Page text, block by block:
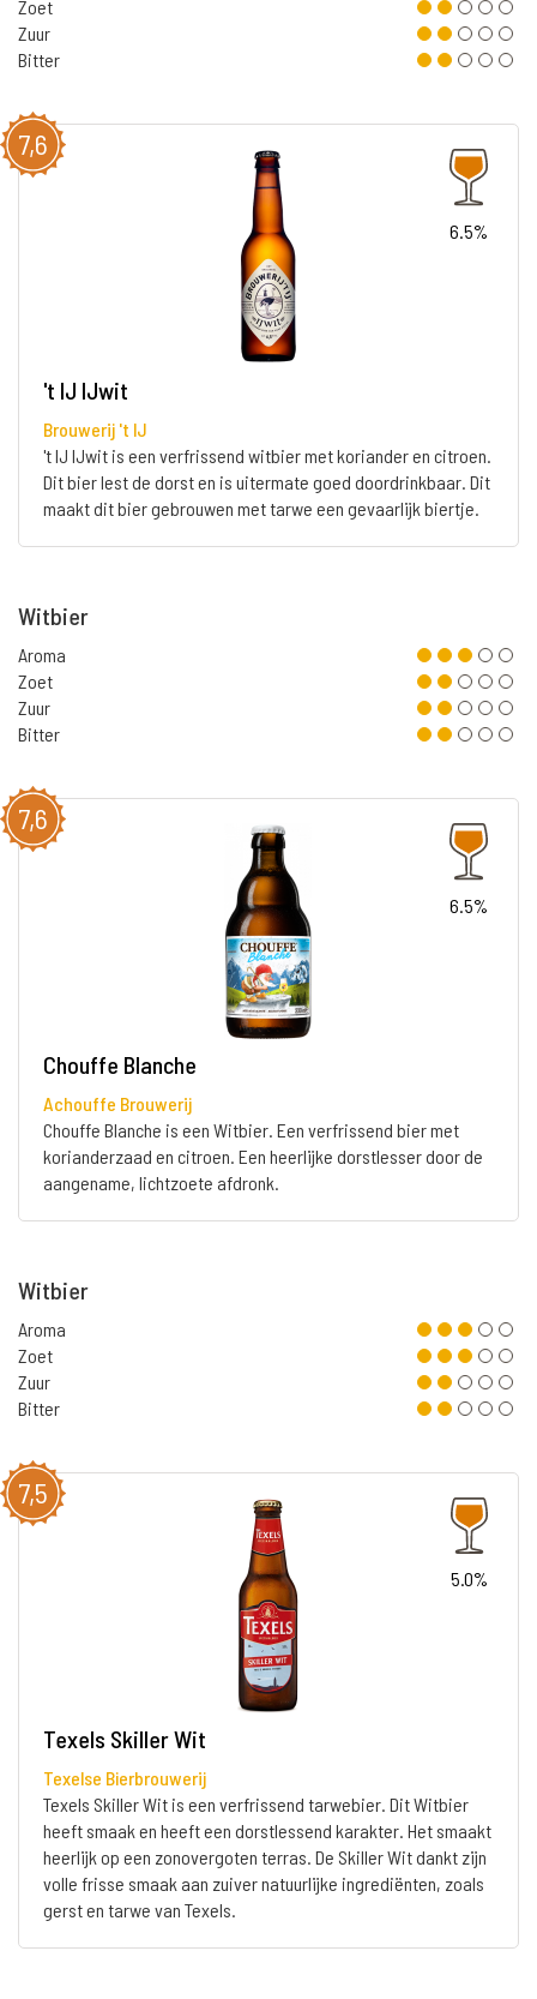
Zoet
Zuur
Bitter
7,6
6.5%
't IJ IJwit
Brouwerij 't IJ
't IJ IJwit is een verfrissend witbier met koriander en citroen.
Dit bier lest de dorst en is uitermate goed doordrinkbaar. Dit
maakt dit bier gebrouwen met tarwe een gevaarlijk biertje.
Witbier
Aroma
Zoet
Zuur
Bitter
7,6
6.5%
Chouffe Blanche
Achouffe Brouwerij
Chouffe Blanche is een Witbier. Een verfrissend bier met
korianderzaad en citroen. Een heerlijke dorstlesser door de
aangename, lichtzoete afdronk.
Witbier
Aroma
Zoet
Zuur
Bitter
7,5
5.0%
Texels Skiller Wit
Texelse Bierbrouwerij
Texels Skiller Wit is een verfrissend tarwebier. Dit Witbier
heeft smaak en heeft een dorstlessend karakter. Het smaakt
heerlijk op een zonovergoten terras. De Skiller Wit dankt zijn
volle frisse smaak aan zuiver natuurlijke ingrediënten, zoals
gerst en tarwe van Texels.